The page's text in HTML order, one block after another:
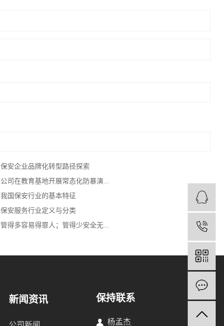
保安企业品牌化转型路径探索
公司在教育基地开展常态化防暴演...
我国保安行业的基本特征
保安服务行业定义与分类
管得多容易得罪人；管得少安全无...
新闻资讯 保持联系
杨孟杰